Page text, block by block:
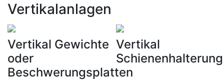
Vertikalanlagen
Vertikal Gewichte
oder
Beschwerungsplatten
Vertikal
Schienenhalterung